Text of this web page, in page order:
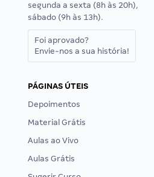
segunda a sexta (8h às 20h),
sábado (9h às 13h).
Foi aprovado?
Envie-nos a sua história!
PÁGINAS ÚTEIS
Depoimentos
Material Grátis
Aulas ao Vivo
Aulas Grátis